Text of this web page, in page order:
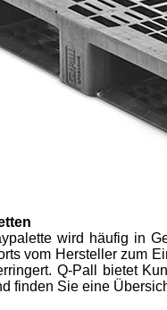
wird häufig in
vom Hersteller zum
Q-Pall bietet
finden Sie eine